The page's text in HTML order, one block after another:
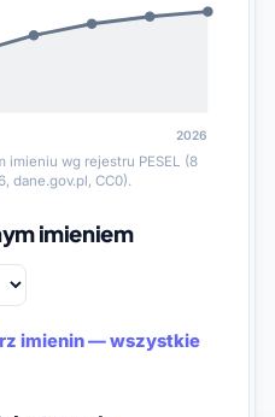
2026
imieniu wg rejestru PESEL (8
dane.gov.pl, CC0).
imieniem
imienin — wszystkie